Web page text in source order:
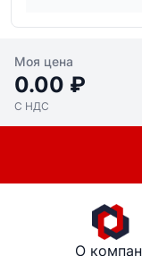
Моя цена
0.00 ₽
С НДС
О